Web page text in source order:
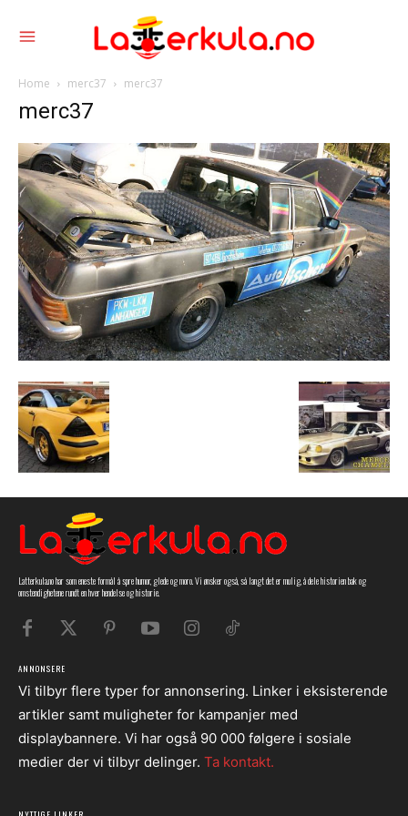
Home merc37 merc37
merc37
Latterkula.no har som eneste formål å spre humor, glede og moro. Vi ønsker også, så langt det er mulig, å dele historien bak og
omstendighetene rundt en hver hendelse og historie.
ANNONSERE
Vi tilbyr flere typer for annonsering. Linker i eksisterende
artikler samt muligheter for kampanjer med
displaybannere. Vi har også 90 000 følgere i sosiale
medier der vi tilbyr delinger. Ta kontakt.